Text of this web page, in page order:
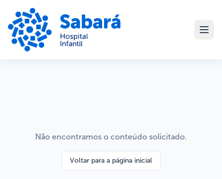
Não encontramos o conteúdo solicitado.
Voltar para a página inicial